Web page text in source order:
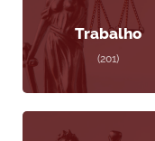
Trabalho
(201)